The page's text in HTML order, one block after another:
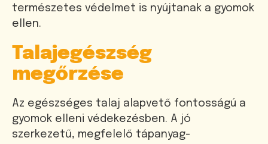
természetes védelmet is nyújtanak a gyomok
ellen.
Talajegészség
megőrzése
Az egészséges talaj alapvető fontosságú a
gyomok elleni védekezésben. A jó
szerkezetű, megfelelő tápanyag-